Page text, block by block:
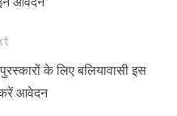
के लिए बलियावासी इस
आवेदन